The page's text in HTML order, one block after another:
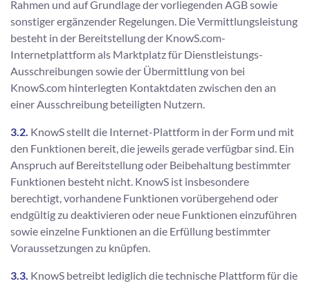
Rahmen und auf Grundlage der vorliegenden AGB sowie
sonstiger ergänzender Regelungen. Die Vermittlungsleistung
besteht in der Bereitstellung der KnowS.com-
Internetplattform als Marktplatz für Dienstleistungs-
Ausschreibungen sowie der Übermittlung von bei
KnowS.com hinterlegten Kontaktdaten zwischen den an
einer Ausschreibung beteiligten Nutzern.
3.2. KnowS stellt die Internet-Plattform in der Form und mit
den Funktionen bereit, die jeweils gerade verfügbar sind. Ein
Anspruch auf Bereitstellung oder Beibehaltung bestimmter
Funktionen besteht nicht. KnowS ist insbesondere
berechtigt, vorhandene Funktionen vorübergehend oder
endgültig zu deaktivieren oder neue Funktionen einzuführen
sowie einzelne Funktionen an die Erfüllung bestimmter
Voraussetzungen zu knüpfen.
3.3. KnowS betreibt lediglich die technische Plattform für die